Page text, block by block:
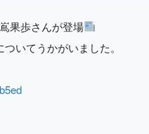
果歩さんが登場
いてうかがいました。